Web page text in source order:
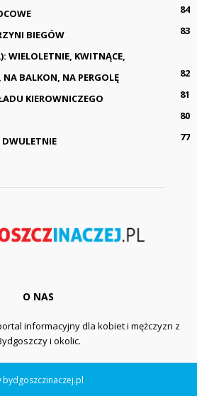
84
BIEGÓW
83
WIELOLETNIE, KWITNĄCE,
BALKON, NA PERGOLĘ
82
KIEROWNICZEGO
81
80
DWULETNIE
77
O NAS
informacyjny dla kobiet i mężczyzn z
i okolic.
bydgoszczinaczej.pl